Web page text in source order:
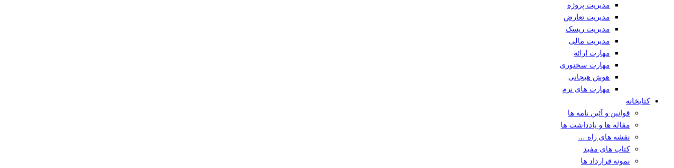
مدیریت پروژه
مدیریت تعارض
مدیریت ریسک
مدیریت مالی
مهارت ارائه
مهارت سخنوری
هوش هیجانی
مهارت های نرم
کتابخانه
قوانین و آئین نامه ها
مقاله ها و یادداشت ها
نقشه های راه …
کتاب های مفید
نمونه قرارداد ها